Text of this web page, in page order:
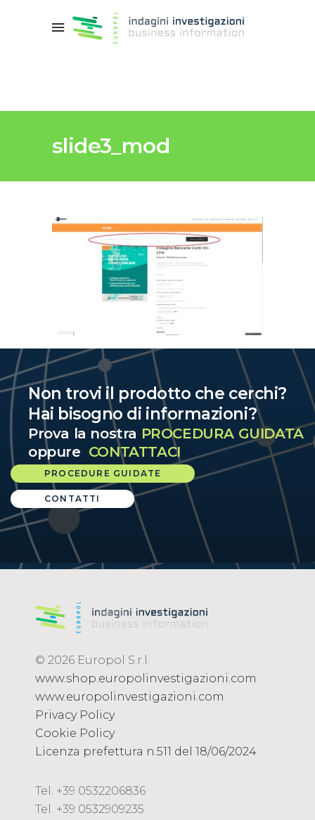
slide3_mod
Non trovi il prodotto che cerchi?
Hai bisogno di informazioni?
Prova la nostra PROCEDURA GUIDATA
oppure CONTATTACI
PROCEDURE GUIDATE
CONTATTI
© 2026 Europol S.r.l.
www.shop.europolinvestigazioni.com
www.europolinvestigazioni.com
Privacy Policy
Cookie Policy
Licenza prefettura n.511 del 18/06/2024
Tel. +39 0532206836
Tel. +39 0532909235